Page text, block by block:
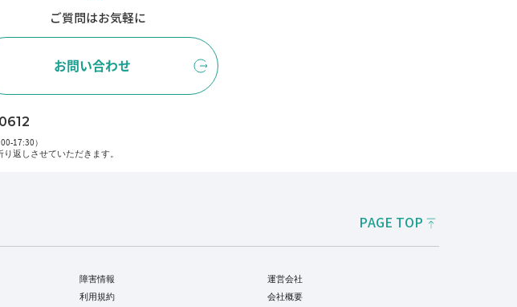
ご質問はお気軽に
お問い合わせ
17:30）
返しさせていただきます。
PAGE TOP
障害情報
利用規約
運営会社
会社概要